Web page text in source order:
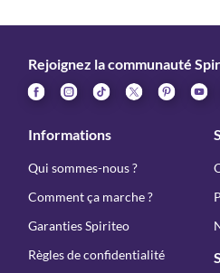
Rejoignez la communauté
Informations
Qui sommes-nous ?
Comment ça marche ?
Garanties Spiriteo
Règles de confidentialité